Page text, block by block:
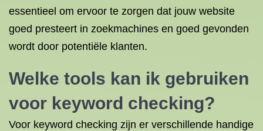
essentieel om ervoor te zorgen dat jouw website
goed presteert in zoekmachines en goed gevonden
wordt door potentiële klanten.
Welke tools kan ik gebruiken
voor keyword checking?
Voor keyword checking zijn er verschillende handige